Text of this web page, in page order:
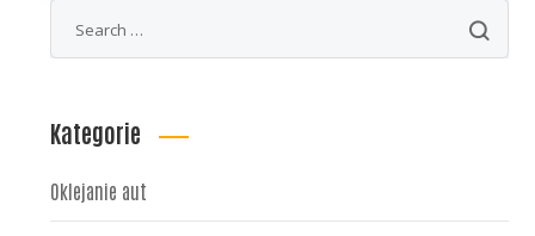
Kategorie
Oklejanie aut